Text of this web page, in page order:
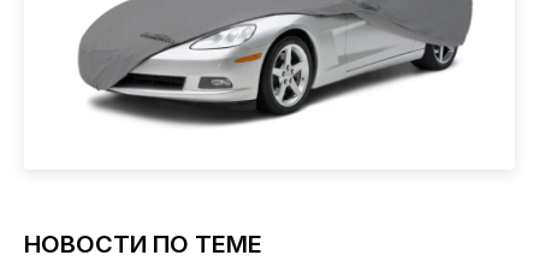
НОВОСТИ ПО ТЕМЕ